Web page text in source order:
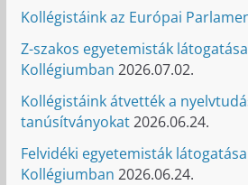
Kollégistáink az Európai
Z-szakos egyetemisták
Kollégiumban 2026.07.02.
Kollégistáink átvették a
tanúsítványokat2026.06.24.
Felvidéki egyetemisták
Kollégiumban 2026.06.24.